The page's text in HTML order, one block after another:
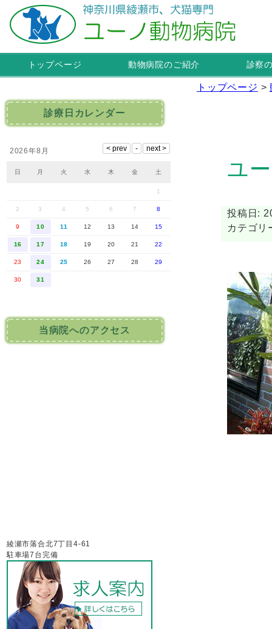
トップページ 動物病院のご紹介 診察
トップページ >
ユ
投稿日:
カテゴ
診療日カレンダー
2026年8月
日 月 火 水 木 金 土
1
2 3 4 5 6 7 8
9 10 11 12 13 14 15
16 17 18 19 20 21 22
23 24 25 26 27 28 29
30 31
当病院へのアクセス
綾瀬市落合北7丁目4-61
駐車場7台完備